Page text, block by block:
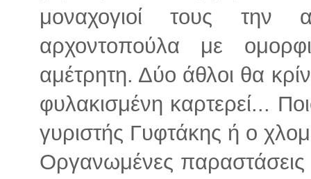
μοναχογιοί τους την
αρχοντοπούλα με
αμέτρητη. Δύο άθλοι θα
φυλακισμένη καρτερεί...
γυριστής Γυφτάκης ή ο
Οργανωμένες παραστάσεις